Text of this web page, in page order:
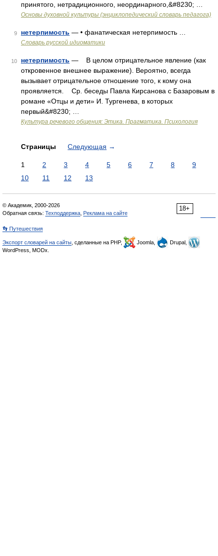
принятого, нетрадиционного, неординарного,&#8230; …
Основы духовной культуры (энциклопедический словарь педагога)
9 нетерпимость — • фанатическая нетерпимость …
Словарь русской идиоматики
10 нетерпимость — В целом отрицательное явление (как
откровенное внешнее выражение). Вероятно, всегда
вызывает отрицательное отношение того, к кому она
проявляется. Ср. беседы Павла Кирсанова с Базаровым в
романе «Отцы и дети» И. Тургенева, в которых
первый&#8230; …
Культура речевого общения: Этика. Прагматика. Психология
Страницы Следующая →
1 2 3 4 5 6 7 8
9
10
11 12 13
18+
© Академик, 2000-2026
Обратная связь: Техподдержка Реклама на сайте
👣 Путешествия
Экспорт словарей на сайты , сделанные на PHP, Joomla,
Drupal,
WordPress, MODx.